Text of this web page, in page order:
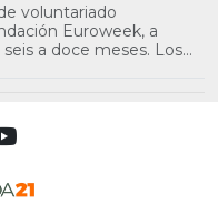
voluntariado
Euroweek, a
a doce meses. Los